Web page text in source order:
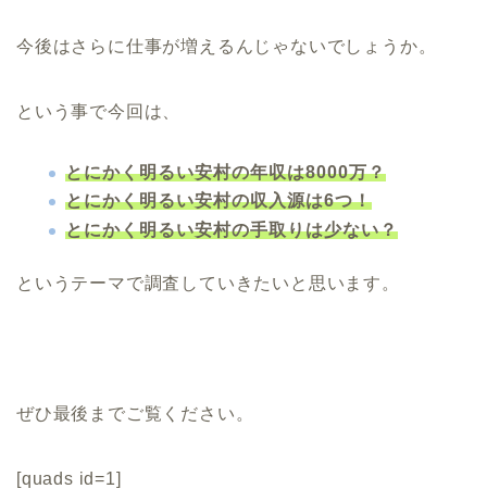
今後はさらに仕事が増えるんじゃないでしょうか。
という事で今回は、
とにかく明るい安村の年収は8000万？
とにかく明るい安村の収入源は6つ！
とにかく明るい安村の手取りは少ない？
というテーマで調査していきたいと思います。
ぜひ最後までご覧ください。
[quads id=1]